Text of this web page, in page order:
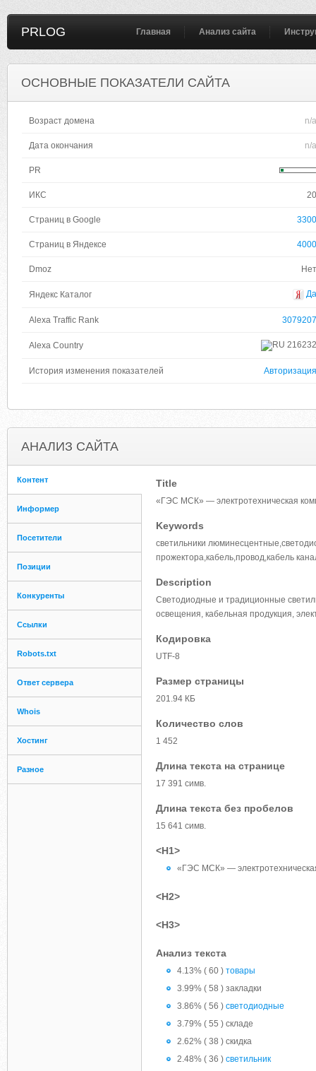
PRLOG Главная Анализ сайта
ОСНОВНЫЕ ПОКАЗАТЕЛИ САЙТА
Возраст домена n/a
Дата окончания n/a
PR
ИКС 20
Страниц в Google 3300
Страниц в Яндексе 4000
Dmoz Нет
Яндекс Каталог Да
Alexa Traffic Rank 3079207
Alexa Country 216232
История изменения показателей Авторизация
АНАЛИЗ САЙТА
Контент
Информер
Посетители
Позиции
Конкуренты
Ссылки
Robots.txt
Ответ сервера
Whois
Хостинг
Разное
Title
«ГЭС МСК» — электротехническая
Keywords
светильники
прожектора,кабель,провод,кабель
Description
Светодиодные и традиционные
освещения, кабельная продукция,
Кодировка
UTF-8
Размер страницы
201.94 КБ
Количество слов
1 452
Длина текста на странице
17 391 симв.
Длина текста без пробелов
15 641 симв.
<H1>
«ГЭС МСК» —
<H2>
<H3>
Анализ текста
4.13% ( 60 ) товары
3.99% ( 58 ) закладки
3.86% ( 56 ) светодиодные
3.79% ( 55 ) складе
2.62% ( 38 ) скидка
2.48% ( 36 ) светильник